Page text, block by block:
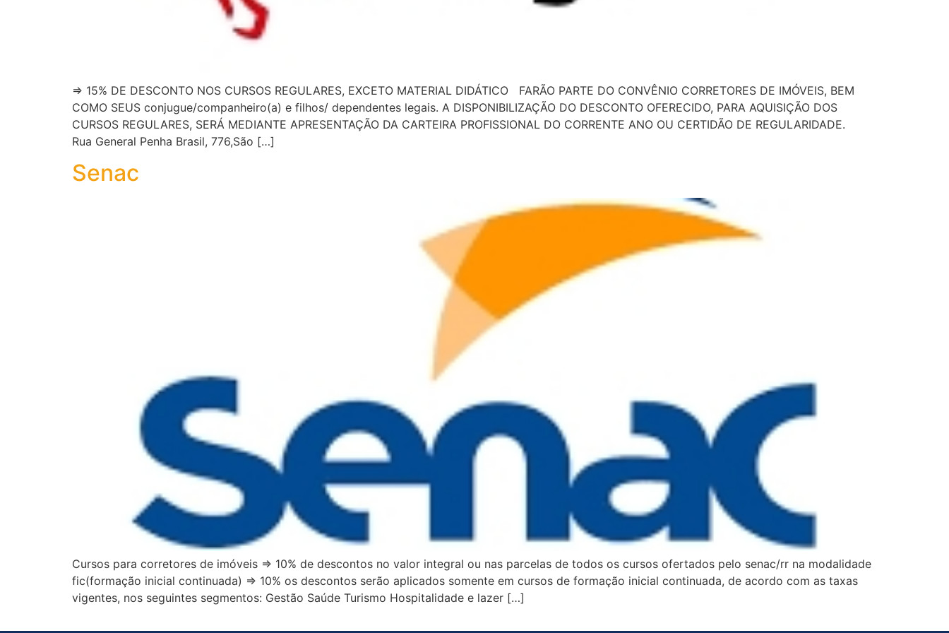
⇒ 15% DE DESCONTO NOS CURSOS REGULARES, EXCETO MATERIAL DIDÁTICO FARÃO PARTE DO CONVÊNIO CORRETORES DE IMÓVEIS, BEM
COMO SEUS conjugue/companheiro(a) e filhos/ dependentes legais. A DISPONIBILIZAÇÃO DO DESCONTO OFERECIDO, PARA AQUISIÇÃO DOS
CURSOS REGULARES, SERÁ MEDIANTE APRESENTAÇÃO DA CARTEIRA PROFISSIONAL DO CORRENTE ANO OU CERTIDÃO DE REGULARIDADE.
Rua General Penha Brasil, 776,São […]
Senac
Cursos para corretores de imóveis ⇒ 10% de descontos no valor integral ou nas parcelas de todos os cursos ofertados pelo senac/rr na modalidade
fic(formação inicial continuada) ⇒ 10% os descontos serão aplicados somente em cursos de formação inicial continuada, de acordo com as taxas
vigentes, nos seguintes segmentos: Gestão Saúde Turismo Hospitalidade e lazer […]